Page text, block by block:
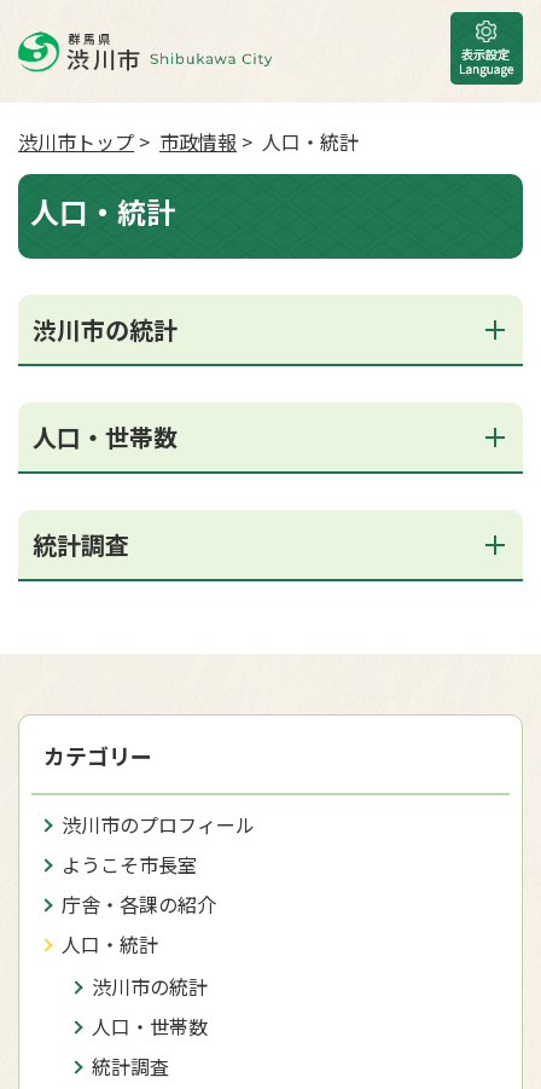
渋川市トップ > 市政情報 > 人口・統計
人口・統計
渋川市の統計
人口・世帯数
統計調査
カテゴリー
渋川市のプロフィール
ようこそ市長室
庁舎・各課の紹介
人口・統計
渋川市の統計
人口・世帯数
統計調査